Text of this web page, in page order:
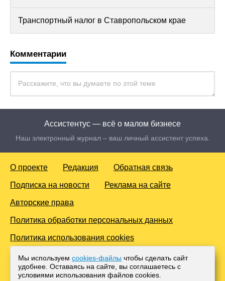
Транспортный налог в Ставропольском крае
Комментарии
Ассистентус — всё о малом бизнесе
Наш электронный журнал – ваш личный ассистент успеха.
О проекте Редакция Обратная связь
Подписка на новости Реклама на сайте
Авторские права
Политика обработки персональных данных
Политика использования cookies
© 2016-2026 Все права защищены. Для лиц старше 18 лет.
Любое копирование материалов и тиражирование в сети
Интернет, либо печатных изданиях без согласования с
Мы используем cookies-файлы чтобы сделать сайт
удобнее. Оставаясь на сайте, вы соглашаетесь с
условиями использования файлов cооkies.